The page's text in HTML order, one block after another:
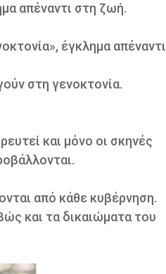
απέναντι στη ζωή.
έγκλημα απέναντι
στη γενοκτονία.
και μόνο οι σκηνές
από κάθε κυβέρνηση.
και τα δικαιώματα του